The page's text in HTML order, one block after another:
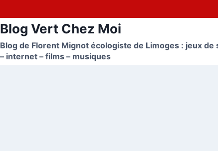
au
contenu
Blog Vert Chez Moi
Blog de Florent Mignot écologiste de Limoges : jeux de
– internet – films – musiques